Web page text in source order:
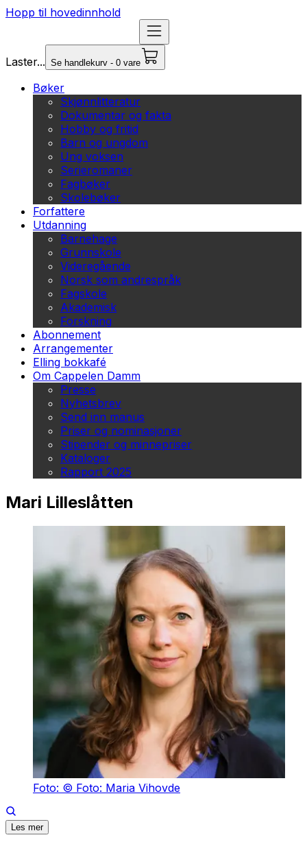
Hopp til hovedinnhold
Laster... Se handlekurv - 0 vare
Bøker
Skjønnlitteratur
Dokumentar og fakta
Hobby og fritid
Barn og ungdom
Ung voksen
Serieromaner
Fagbøker
Skolebøker
Forfattere
Utdanning
Barnehage
Grunnskole
Videregående
Norsk som andrespråk
Fagskole
Akademisk
Forskning
Abonnement
Arrangementer
Elling bokkafé
Om Cappelen Damm
Presse
Nyhetsbrev
Send inn manus
Priser og nominasjoner
Stipender og minnepriser
Kataloger
Rapport 2025
Mari Lilleslåtten
Foto: © Foto: Maria Vihovde
Les mer